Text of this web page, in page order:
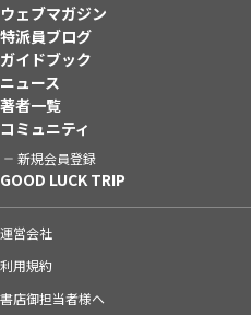
ウェブマガジン
特派員ブログ
ガイドブック
ニュース
著者一覧
コミュニティ
新規会員登録
GOOD LUCK TRIP
運営会社
利用規約
書店御担当者様へ